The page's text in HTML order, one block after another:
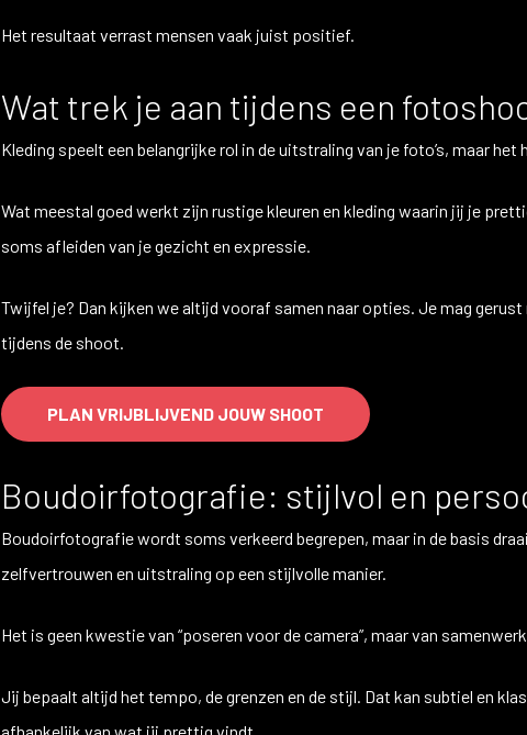
Het resultaat verrast mensen vaak juist positief.
Wat trek je aan tijdens een
Kleding speelt een belangrijke rol in de uitstraling van je foto’s, maar
Wat meestal goed werkt zijn rustige kleuren en kleding waarin jij je
soms afleiden van je gezicht en expressie.
Twijfel je? Dan kijken we altijd vooraf samen naar opties. Je mag
tijdens de shoot.
PLAN VRIJBLIJVEND JOUW SHOOT
Boudoirfotografie: stijlvol en
Boudoirfotografie wordt soms verkeerd begrepen, maar in de basis
zelfvertrouwen en uitstraling op een stijlvolle manier.
Het is geen kwestie van “poseren voor de camera”, maar van
Jij bepaalt altijd het tempo, de grenzen en de stijl. Dat kan subtiel en
afhankelijk van wat jij prettig vindt.